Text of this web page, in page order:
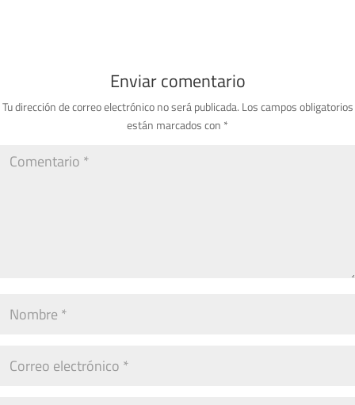
Enviar comentario
Tu dirección de correo electrónico no será publicada. Los campos obligatorios
están marcados con *